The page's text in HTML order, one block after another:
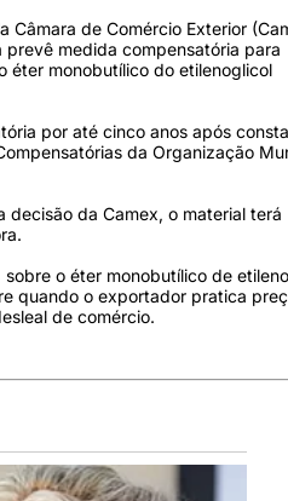
de Comércio Exterior
prevê medida compensatória para
éter monobutílico do etilenoglicol
por até cinco anos após
da Organização
decisão da Camex, o material terá
o éter monobutílico de
quando o exportador pratica
de comércio.